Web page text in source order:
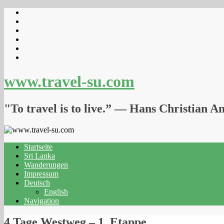
www.travel-su.com
"To travel is to live.” ― Hans Christian
Startseite
Sri Lanka
Wanderungen
Impressum
Deutsch
English
Navigation